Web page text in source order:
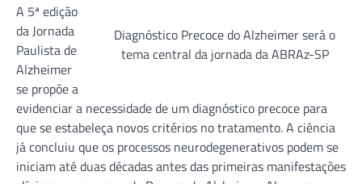
Diagnóstico Precoce do Alzheimer será o
tema central da jornada da ABRAz-SP
A 5ª edição
da Jornada
Paulista de
Alzheimer
se propõe a
evidenciar a necessidade de um diagnóstico precoce para
que se estabeleça novos critérios no tratamento. A ciência
já concluiu que os processos neurodegenerativos podem se
iniciam até duas décadas antes das primeiras manifestações